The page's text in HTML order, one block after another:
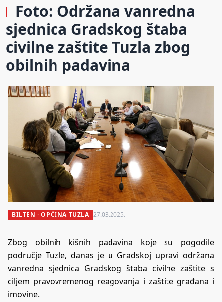
Foto: Održana vanredna
sjednica Gradskog štaba
civilne zaštite Tuzla zbog
obilnih padavina
BILTEN · OPĆINA TUZLA 27.03.2025.
Zbog obilnih kišnih padavina koje su pogodile
područje Tuzle, danas je u Gradskoj upravi održana
vanredna sjednica Gradskog štaba civilne zaštite s
ciljem pravovremenog reagovanja i zaštite građana i
imovine.